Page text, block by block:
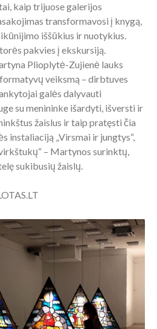
kaip trijuose galerijos
transformavosi į knygą,
iššūkius ir nuotykius.
pakvies į ekskursiją.
Plioplytė-Zujienė lauks
veiksmą – dirbtuves
galės dalyvauti
su menininke išardyti, išversti ir
žaislus ir taip pratęsti čia
instaliaciją „Virsmai ir jungtys“,
– Martynos surinktų,
sukibusių žaislų.